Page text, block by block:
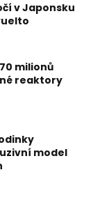
v Japonsku
milionů
reaktory
model